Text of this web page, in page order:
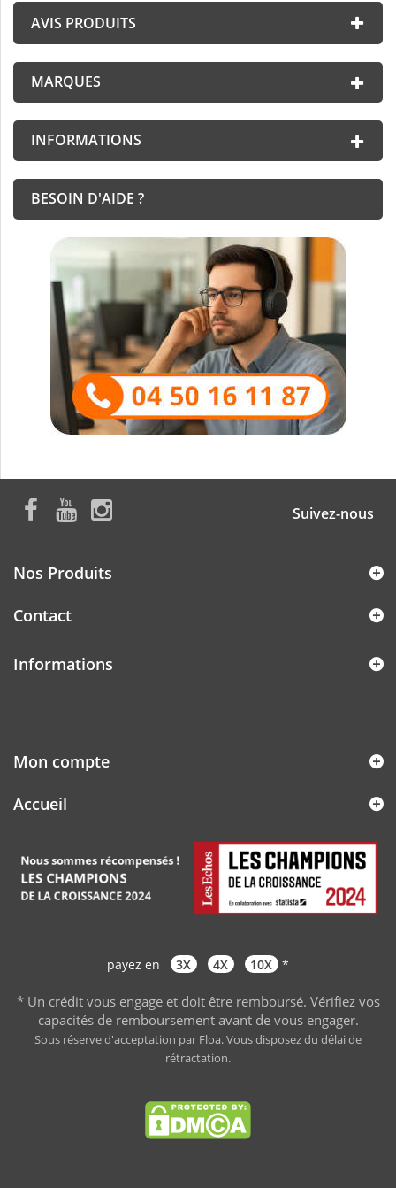
AVIS PRODUITS
MARQUES
INFORMATIONS
BESOIN D'AIDE ?
Suivez-nous
Nos Produits
Contact
Informations
Mon compte
Accueil
payez en 3X 4X 10X *
* Un crédit vous engage et doit être remboursé. Vérifiez vos
capacités de remboursement avant de vous engager.
Sous réserve d'acceptation par Floa. Vous disposez du délai de
rétractation.